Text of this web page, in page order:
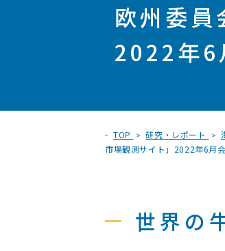
欧州委員
2022年6
TOP 研究・レポート
市場観測サイト」2022年6月
世界の